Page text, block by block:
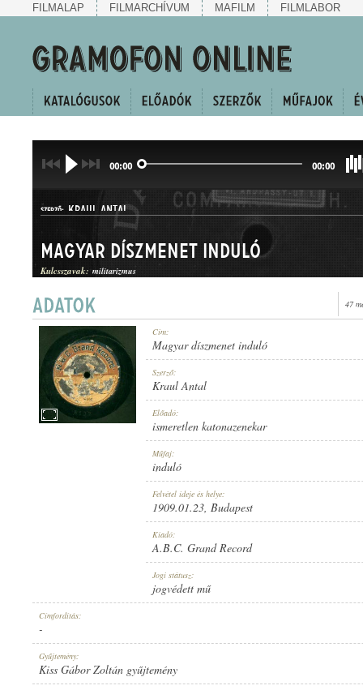
FILMALAP FILMARCHÍVUM MAFILM FILMLABOR
00:00 00:00
SZERZŐ: KRAUL ANTAL
INDULÓ
A.B.C. GRAND RECORD
Magyar díszmenet induló
Kulcsszavak: militarizmus
47
Cím:
Magyar díszmenet induló
Szerző:
Kraul Antal
Előadó:
ismeretlen katonazenekar
Műfaj:
induló
Felvétel ideje és helye:
1909.01.23, Budapest
Kiadó:
A.B.C. Grand Record
Jogi státusz:
jogvédett mű
Címfordítás:
-
Gyűjtemény:
Kiss Gábor Zoltán gyűjtemény